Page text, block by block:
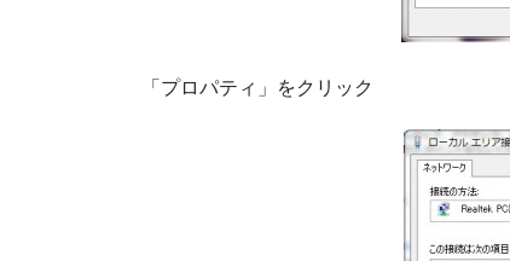
「プロパティ」をクリック